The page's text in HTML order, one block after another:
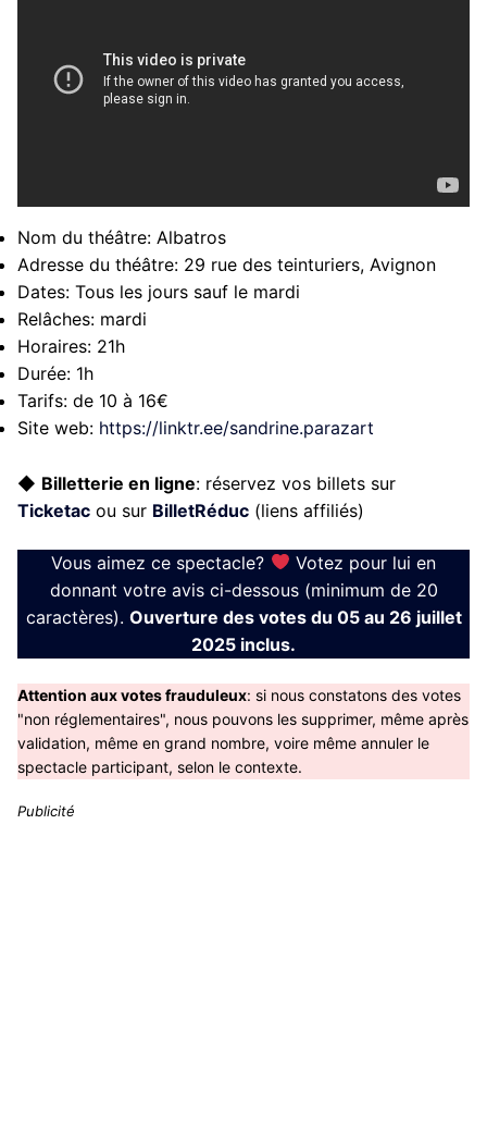
Nom du théâtre: Albatros
Adresse du théâtre: 29 rue des teinturiers, Avignon
Dates: Tous les jours sauf le mardi
Relâches: mardi
Horaires: 21h
Durée: 1h
Tarifs: de 10 à 16€
Site web: https://linktr.ee/sandrine.parazart
◆ Billetterie en ligne: réservez vos billets sur
Ticketac ou sur BilletRéduc (liens affiliés)
Vous aimez ce spectacle?
Votez pour lui en
donnant votre avis ci-dessous (minimum de 20
caractères). Ouverture des votes du 05 au 26 juillet
2025 inclus.
Attention aux votes frauduleux: si nous constatons des votes
"non réglementaires", nous pouvons les supprimer, même après
validation, même en grand nombre, voire même annuler le
spectacle participant, selon le contexte.
Publicité